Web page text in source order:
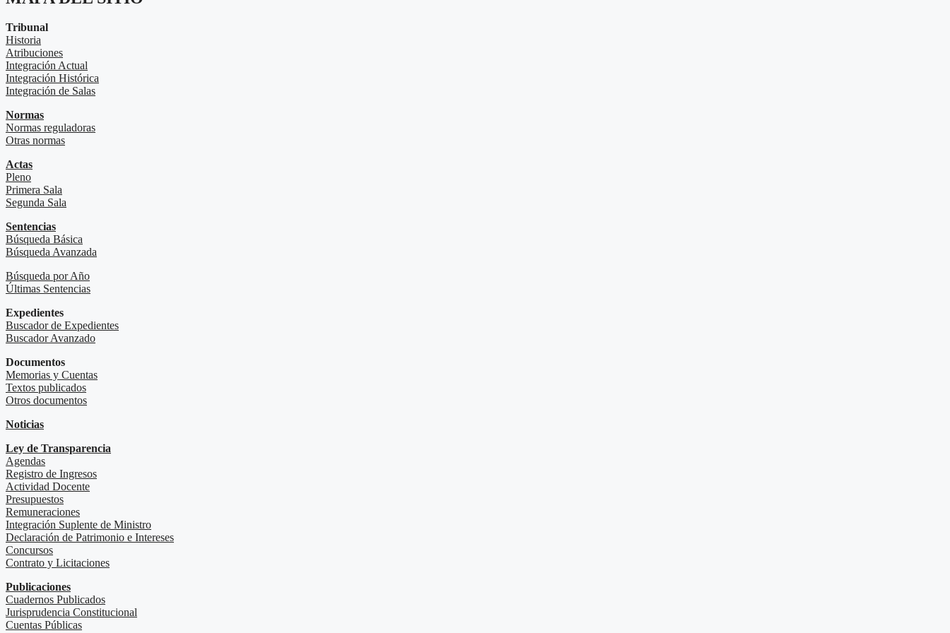
Tribunal
Historia
Atribuciones
Integración Actual
Integración Histórica
Integración de Salas
Normas
Normas reguladoras
Otras normas
Actas
Pleno
Primera Sala
Segunda Sala
Sentencias
Búsqueda Básica
Búsqueda Avanzada
Búsqueda por Año
Últimas Sentencias
Expedientes
Buscador de Expedientes
Buscador Avanzado
Documentos
Memorias y Cuentas
Textos publicados
Otros documentos
Noticias
Ley de Transparencia
Agendas
Registro de Ingresos
Actividad Docente
Presupuestos
Remuneraciones
Integración Suplente de Ministro
Declaración de Patrimonio e Intereses
Concursos
Contrato y Licitaciones
Publicaciones
Cuadernos Publicados
Jurisprudencia Constitucional
Cuentas Públicas